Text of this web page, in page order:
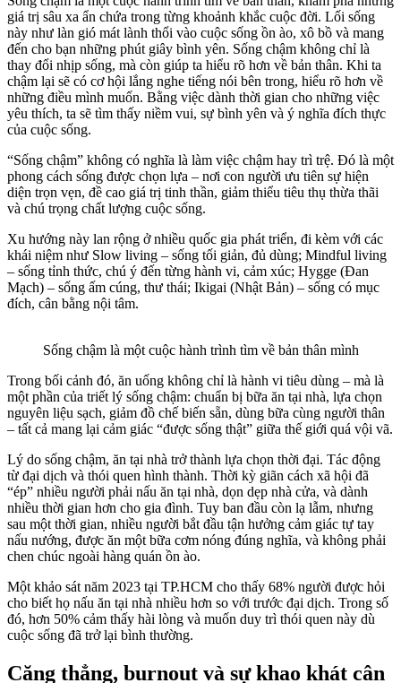
giá trị sâu xa ẩn chứa trong từng khoảnh khắc cuộc đời. Lối sống
này như làn gió mát lành thổi vào cuộc sống ồn ào, xô bồ và mang
đến cho bạn những phút giây bình yên. Sống chậm không chỉ là
thay đổi nhịp sống, mà còn giúp ta hiểu rõ hơn về bản thân. Khi ta
chậm lại sẽ có cơ hội lắng nghe tiếng nói bên trong, hiểu rõ hơn về
những điều mình muốn. Bằng việc dành thời gian cho những việc
yêu thích, ta sẽ tìm thấy niềm vui, sự bình yên và ý nghĩa đích thực
của cuộc sống.
“Sống chậm” không có nghĩa là làm việc chậm hay trì trệ. Đó là một
phong cách sống được chọn lựa – nơi con người ưu tiên sự hiện
diện trọn vẹn, đề cao giá trị tinh thần, giảm thiểu tiêu thụ thừa thãi
và chú trọng chất lượng cuộc sống.
Xu hướng này lan rộng ở nhiều quốc gia phát triển, đi kèm với các
khái niệm như Slow living – sống tối giản, đủ dùng; Mindful living
– sống tỉnh thức, chú ý đến từng hành vi, cảm xúc; Hygge (Đan
Mạch) – sống ấm cúng, thư thái; Ikigai (Nhật Bản) – sống có mục
đích, cân bằng nội tâm.
Sống chậm là một cuộc hành trình tìm về bản thân mình
Trong bối cảnh đó, ăn uống không chỉ là hành vi tiêu dùng – mà là
một phần của triết lý sống chậm: chuẩn bị bữa ăn tại nhà, lựa chọn
nguyên liệu sạch, giảm đồ chế biến sẵn, dùng bữa cùng người thân
– tất cả mang lại cảm giác “được sống thật” giữa thế giới quá vội vã.
Lý do sống chậm, ăn tại nhà trở thành lựa chọn thời đại. Tác động
từ đại dịch và thói quen hình thành. Thời kỳ giãn cách xã hội đã
“ép” nhiều người phải nấu ăn tại nhà, dọn dẹp nhà cửa, và dành
nhiều thời gian hơn cho gia đình. Tuy ban đầu còn lạ lẫm, nhưng
sau một thời gian, nhiều người bắt đầu tận hưởng cảm giác tự tay
nấu nướng, được ăn một bữa cơm nóng đúng nghĩa, và không phải
chen chúc ngoài hàng quán ồn ào.
Một khảo sát năm 2023 tại TP.HCM cho thấy 68% người được hỏi
cho biết họ nấu ăn tại nhà nhiều hơn so với trước đại dịch. Trong số
đó, hơn 50% cảm thấy hài lòng và muốn duy trì thói quen này dù
cuộc sống đã trở lại bình thường.
Căng thẳng, burnout và sự khao khát cân